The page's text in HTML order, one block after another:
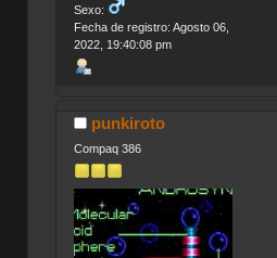
Sexo:
Fecha de registro: Agosto 06,
2022, 19:40:08 pm
punkiroto
Compaq 386